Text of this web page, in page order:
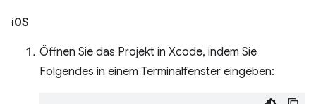
iOS
Öffnen Sie das Projekt in Xcode, indem Sie
Folgendes in einem Terminalfenster eingeben: